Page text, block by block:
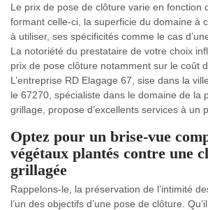
Le prix de pose de clôture varie en fonction
formant celle-ci, la superficie du domaine à
à utiliser, ses spécificités comme le cas
La notoriété du prestataire de votre choix
prix de pose clôture notamment sur le coût
L’entreprise RD Elagage 67, sise dans la
le 67270, spécialiste dans le domaine de la
grillage, propose d’excellents services à un
Optez pour un brise-vue
végétaux plantés contre une
grillagée
Rappelons-le, la préservation de l’intimité
l’un des objectifs d’une pose de clôture. Qu’il